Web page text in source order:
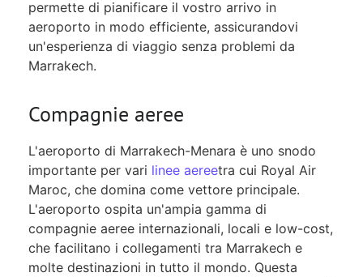
permette di pianificare il vostro arrivo in
aeroporto in modo efficiente, assicurandovi
un'esperienza di viaggio senza problemi da
Marrakech.
Compagnie aeree
L'aeroporto di Marrakech-Menara è uno snodo
importante per vari linee aereetra cui Royal Air
Maroc, che domina come vettore principale.
L'aeroporto ospita un'ampia gamma di
compagnie aeree internazionali, locali e low-cost,
che facilitano i collegamenti tra Marrakech e
molte destinazioni in tutto il mondo. Questa